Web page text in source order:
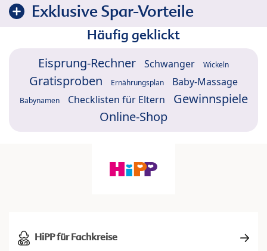
Exklusive Spar-Vorteile
Häufig geklickt
Eisprung-Rechner Schwanger Wickeln
Gratisproben Ernährungsplan Baby-Massage
Babynamen Checklisten für Eltern
Gewinnspiele
Online-Shop
HiPP für Fachkreise